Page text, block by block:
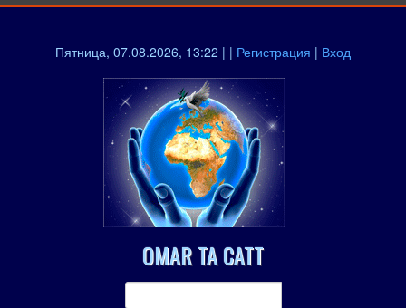
Пятница, 07.08.2026, 13:22 | | Регистрация | Вход
OMAR TA CATT